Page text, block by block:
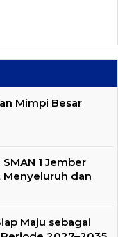
Mimpi Besar
1 Jember
Menyeluruh dan
Maju sebagai